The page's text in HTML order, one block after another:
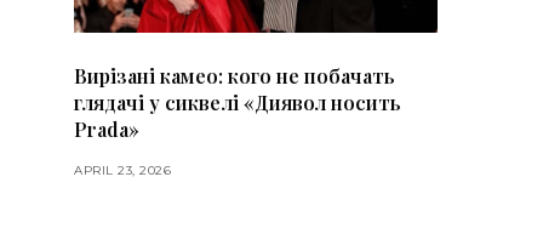
Вирізані камео: кого не побачать
глядачі у сиквелі «Диявол носить
Prada»
APRIL 23, 2026